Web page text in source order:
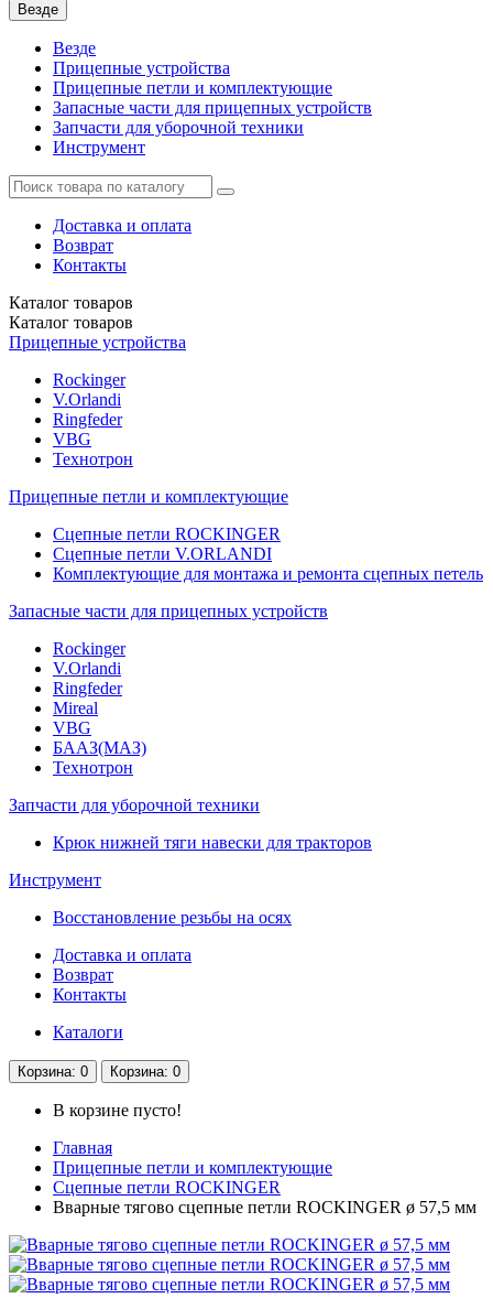
Везде
Везде
Прицепные устройства
Прицепные петли и комплектующие
Запасные части для прицепных устройств
Запчасти для уборочной техники
Инструмент
Доставка и оплата
Возврат
Контакты
Каталог товаров
Каталог товаров
Прицепные устройства
Rockinger
V.Orlandi
Ringfeder
VBG
Технотрон
Прицепные петли и комплектующие
Сцепные петли ROCKINGER
Сцепные петли V.ORLANDI
Комплектующие для монтажа и ремонта сцепных петель
Запасные части для прицепных устройств
Rockinger
V.Orlandi
Ringfeder
Mireal
VBG
БААЗ(МАЗ)
Технотрон
Запчасти для уборочной техники
Крюк нижней тяги навески для тракторов
Инструмент
Восстановление резьбы на осях
Доставка и оплата
Возврат
Контакты
Каталоги
Корзина: 0 Корзина: 0
В корзине пусто!
Главная
Прицепные петли и комплектующие
Сцепные петли ROCKINGER
Вварные тягово сцепные петли ROCKINGER ø 57,5 мм